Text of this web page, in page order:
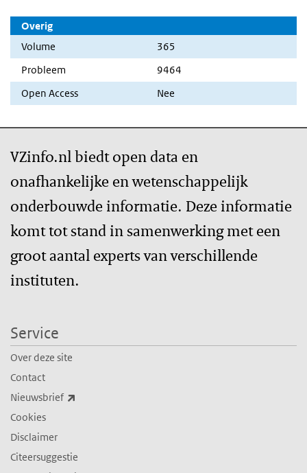
Overig
Volume
365
Probleem
9464
Open Access
Nee
VZinfo.nl biedt open data en
onafhankelijke en wetenschappelijk
onderbouwde informatie. Deze informatie
komt tot stand in samenwerking met een
groot aantal experts van verschillende
instituten.
Service
Over deze site
Contact
Nieuwsbrief
Cookies
Disclaimer
Citeersuggestie